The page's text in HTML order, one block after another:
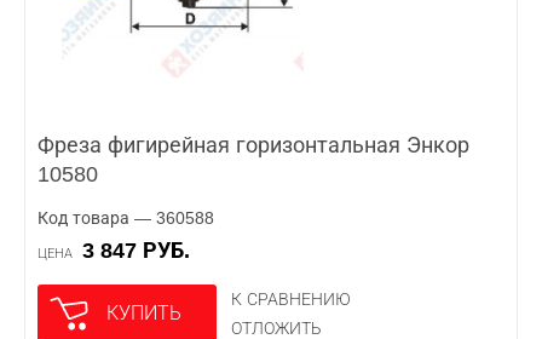
Фреза фигирейная горизонтальная Энкор
10580
Код товара — 360588
ЦЕНА 3 847 РУБ.
КУПИТЬ
К СРАВНЕНИЮ
ОТЛОЖИТЬ